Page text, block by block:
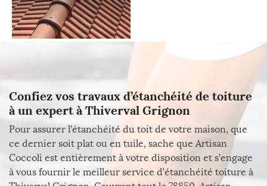
Confiez vos travaux d’étanchéité de toiture
à un expert à Thiverval Grignon
Pour assurer l’étanchéité du toit de votre maison, que
ce dernier soit plat ou en tuile, sache que Artisan
Coccoli est entièrement à votre disposition et s’engage
à vous fournir le meilleur service d’étanchéité toiture à